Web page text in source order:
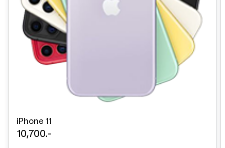
iPhone 11
10,700.-